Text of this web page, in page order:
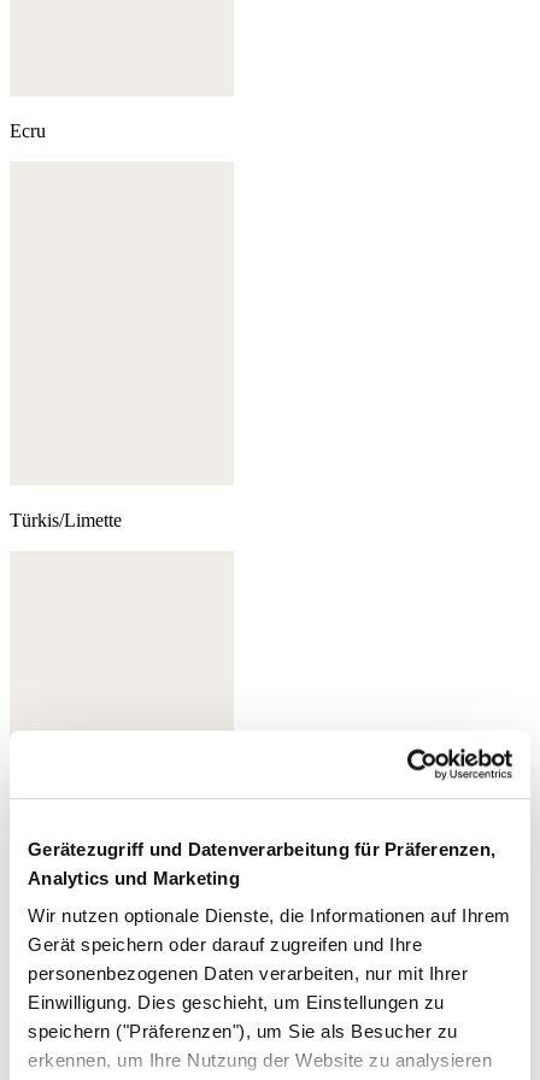
Gerätezugriff und Datenverarbeitung für Präferenzen,
Analytics und Marketing
Wir nutzen optionale Dienste, die Informationen auf Ihrem
Gerät speichern oder darauf zugreifen und Ihre
personenbezogenen Daten verarbeiten, nur mit Ihrer
Einwilligung. Dies geschieht, um Einstellungen zu
speichern ("Präferenzen"), um Sie als Besucher zu
erkennen, um Ihre Nutzung der Website zu analysieren
Ecru
Türkis/Limette
Weiß/Koralle